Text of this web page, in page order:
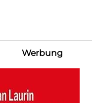
Werbung